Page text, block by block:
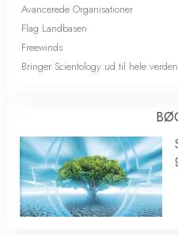
Avancerede Organisationer
Flag Landbasen
Freewinds
Bringer Scientology ud til hele verden